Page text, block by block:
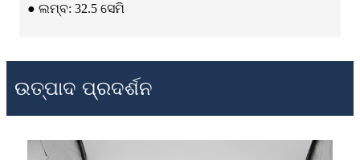
● ଲମ୍ବ: 32.5 ସେମି
ଉତ୍ପାଦ ପ୍ରଦର୍ଶନ